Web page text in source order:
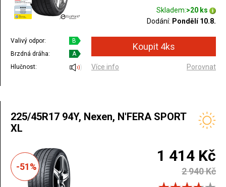
Skladem:>20 ks
Dodání: Pondělí 10.8.
Valivý odpor:
B
Brzdná dráha:
A
Hlučnost:
Více info Porovnat
225/45R17 94Y, Nexen, N'FERA SPORT
XL
-51%
1 414 Kč
2 940 Kč